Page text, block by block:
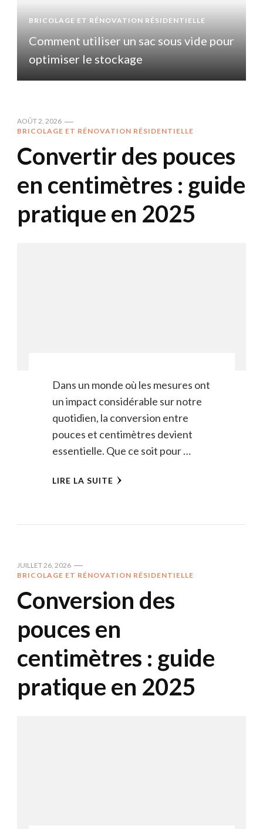
BRICOLAGE ET RÉNOVATION RÉSIDENTIELLE
Comment utiliser un sac sous vide pour
optimiser le stockage
AOÛT 2, 2026
BRICOLAGE ET RÉNOVATION RÉSIDENTIELLE
Convertir des pouces
en centimètres : guide
pratique en 2025
Dans un monde où les mesures ont
un impact considérable sur notre
quotidien, la conversion entre
pouces et centimètres devient
essentielle. Que ce soit pour …
LIRE LA SUITE
JUILLET 26, 2026
BRICOLAGE ET RÉNOVATION RÉSIDENTIELLE
Conversion des
pouces en
centimètres : guide
pratique en 2025